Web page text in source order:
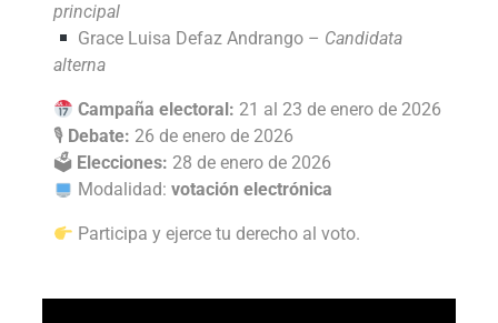
principal
Grace Luisa Defaz Andrango – Candidata
alterna
Campaña electoral: 21 al 23 de enero de 2026
🎙 Debate: 26 de enero de 2026
🗳 Elecciones: 28 de enero de 2026
Modalidad:votación electrónica
Participa y ejerce tu derecho al voto.